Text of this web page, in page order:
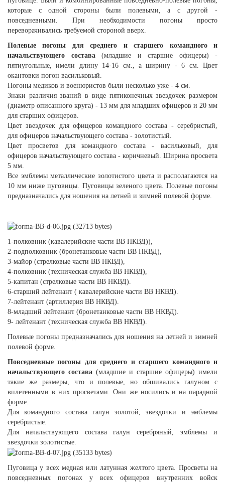
которые с одной стороны были полевыми, а с другой -
повседневными. При необходимости погоны просто
переворачивались требуемой стороной вверх.
Полевые погоны для среднего и старшего командного и
начальствующего состава(младшие и старшие офицеры) -
пятиугольные, имели длину 14-16 см., а ширину - 6 см. Цвет
окантовки погон васильковый.
Погоны медиков и военюристов были несколько уже - 4 см.
Знаки различия званий в виде пятиконечных звездочек размером
(диаметр описанного круга) - 13 мм для младших офицеров и 20 мм
для старших офицеров.
Цвет звездочек для офицеров командного состава - серебристый,
для офицеров начальствующего состава - золотистый.
Цвет просветов для командного состава - васильковый, для
офицеров начальствующего состава - коричневый. Ширина просвета
5 мм.
Все эмблемы металлические золотистого цвета и располагаются на
10 мм ниже пуговицы. Пуговицы зеленого цвета. Полевые погоны
предназначались для ношения на летней и зимней полевой форме.
1-полковник (кавалерийские части ВВ НКВД)),
2-подполковник (бронетанковые части ВВ НКВД),
3-майор (стрелковые части ВВ НКВД),
4-полковник (техническая служба ВВ НКВД),
5-капитан (стрелковые части ВВ НКВД).
6-старший лейтенант ( кавалерийские части ВВ НКВД).
7-лейтенант (артиллерия ВВ НКВД).
8-младший лейтенант (бронетанковые части ВВ НКВД).
9- лейтенант (техническая служба ВВ НКВД).
Полевые погоны предназначались для ношения на летней и зимней
полевой форме.
Повседневные погоны для среднего и старшего командного и
начальствующего состава (младшие и старшие офицеры) имели
такие же размеры, что и полевые, но обшивались галуном с
вплетенными в них просветами. Они же носились и на парадной
форме.
Для командного состава галун золотой, звездочки и эмблемы
серебристые.
Для начальствующего состава галун серебряный, эмблемы и
звездочки золотистые.
Пуговица у всех медная или латунная желтого цвета. Просветы на
повседневных погонах у всех офицеров внутренних войск